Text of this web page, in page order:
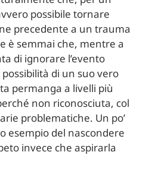
possibile tornare
precedente a un trauma
è semmai che, mentre a
di ignorare l’evento
di un suo vero
permanga a livelli più
non riconosciuta, col
problematiche. Un po’
esempio del nascondere
invece che aspirarla